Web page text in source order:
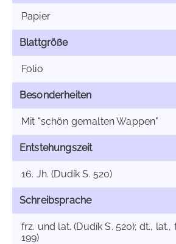
Papier
Blattgröße
Folio
Besonderheiten
Mit "schön gemalten Wappen"
Entstehungszeit
16. Jh. (Dudík S. 520)
Schreibsprache
frz. und lat. (Dudík S. 520); dt., lat.,
199)